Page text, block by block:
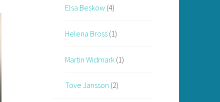
Elsa Beskow(4)
Helena Bross(1)
Martin Widmark(1)
Tove Jansson (2)